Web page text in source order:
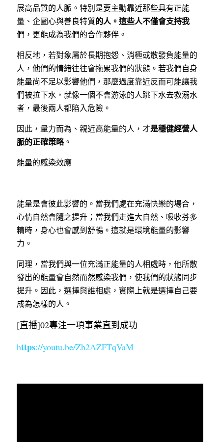
展高品質的人脈。特別是要主動靠近那些具有正能
量、企圖心與善良特質的人。這些人不僅會支持我
們，更能成為我們的合作夥伴。
相反地，若對象屬於長期抱怨、消極或散發負能量的
人，他們的情緒往往會拖累我們的狀態。若我們自身
能量尚不足以影響他們，那麼過度靠近反而可能讓我
們被拉下水，就像一個不會游泳的人跳下水去救溺水
者，最後兩人都陷入危險。
因此，量力而為、親近高能量的人，才是穩健經營人
脈的正確策略。
能量的感染效應
能量是會彼此影響的。當我們處在充滿快樂的場合，
心情自然會隨之提升；當我們走進大自然、吸收芬多
精時，身心也會感到舒暢。這就是環境能量的影響
力。
同理，當我們與一位充滿正能量的人相處時，他所散
發出的能量會自然而然感染我們，使我們的狀態同步
提升。因此，選擇與誰相處，實際上就是選擇自己要
成為怎樣的人。
[直播]02專注一項事業直到成功
https://youtu.be/Zh2AZFTqVaM